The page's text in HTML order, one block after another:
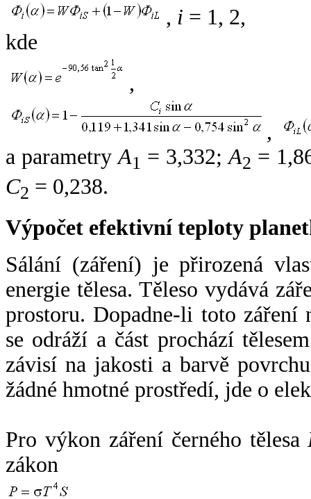
, i = 1, 2,
kde
,
,
a parametryA1 = 3,332;A2 =
C2 = 0,238.
Výpočet efektivní teploty
Sálání (záření) je přirozená
energie tělesa. Těleso vydává
prostoru. Dopadne-li toto záření
se odráží a část prochází
závisí na jakosti a barvě
žádné hmotné prostředí, jde o
Pro výkon záření černého tělesa
zákon